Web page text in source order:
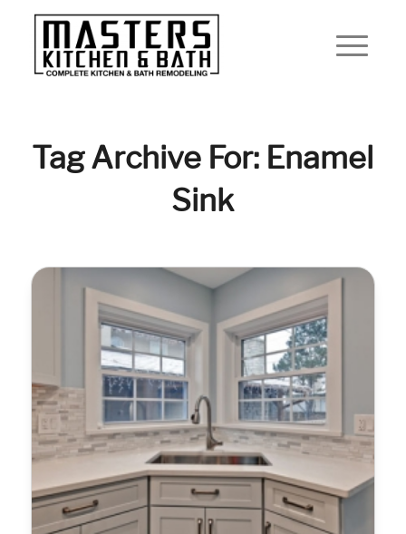
Tag Archive For: Enamel
Sink